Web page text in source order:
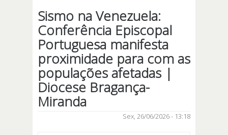
Sismo na Venezuela:
Conferência Episcopal
Portuguesa manifesta
proximidade para com as
populações afetadas |
Diocese Bragança-
Miranda
Sex, 26/06/2026 - 13:18